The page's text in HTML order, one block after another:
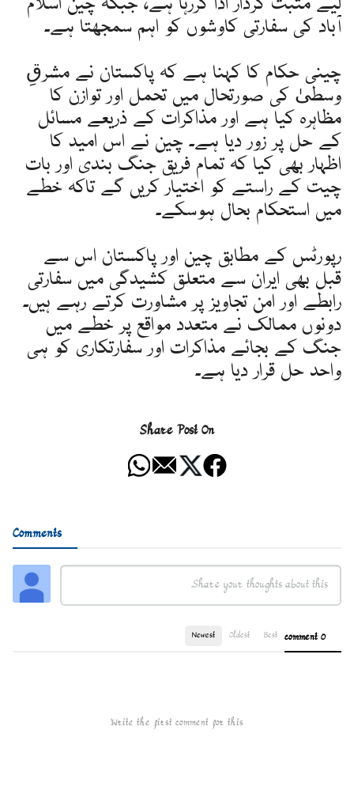
آباد کی سفارتی کاوشوں کو اہم سمجھتا ہے۔
چینی حکام کا کہنا ہے کہ پاکستان نے مشرقِ
وسطیٰ کی صورتحال میں تحمل اور توازن کا
مظاہرہ کیا ہے اور مذاکرات کے ذریعے مسائل
کے حل پر زور دیا ہے۔ چین نے اس امید کا
اظہار بھی کیا کہ تمام فریق جنگ بندی اور بات
چیت کے راستے کو اختیار کریں گے تاکہ خطے
میں استحکام بحال ہوسکے۔
رپورٹس کے مطابق چین اور پاکستان اس سے
قبل بھی ایران سے متعلق کشیدگی میں سفارتی
رابطے اور امن تجاویز پر مشاورت کرتے رہے ہیں۔
دونوں ممالک نے متعدد مواقع پر خطے میں
جنگ کے بجائے مذاکرات اور سفارتکاری کو ہی
واحد حل قرار دیا ہے۔
Share Post On
Comments
0 comment
Best
Oldest
Newest
Write the first comment for this!